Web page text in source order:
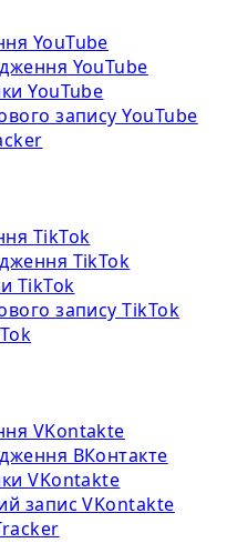
YouTube
YouTube
YouTube
запису YouTube
TikTok
TikTok
TikTok
запису TikTok
VKontakte
ВКонтакте
VKontakte
запис VKontakte